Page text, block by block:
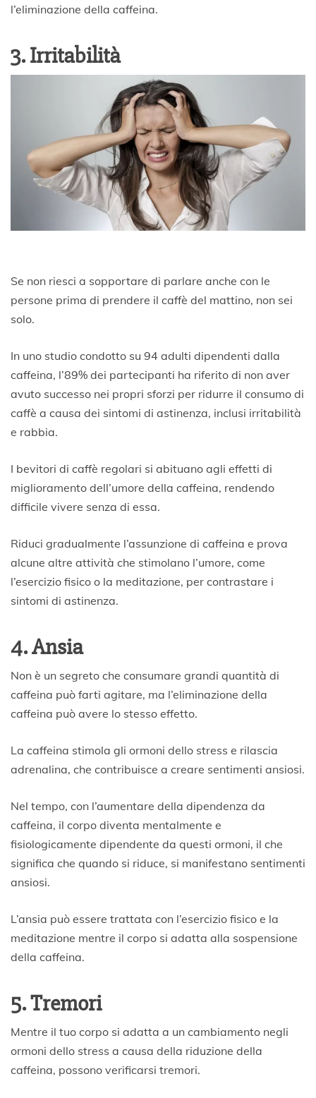
l’eliminazione della caffeina.
3. Irritabilità
Se non riesci a sopportare di parlare anche con le
persone prima di prendere il caffè del mattino, non sei
solo.
In uno studio condotto su 94 adulti dipendenti dalla
caffeina, l’89% dei partecipanti ha riferito di non aver
avuto successo nei propri sforzi per ridurre il consumo di
caffè a causa dei sintomi di astinenza, inclusi irritabilità
e rabbia.
I bevitori di caffè regolari si abituano agli effetti di
miglioramento dell’umore della caffeina, rendendo
difficile vivere senza di essa.
Riduci gradualmente l’assunzione di caffeina e prova
alcune altre attività che stimolano l’umore, come
l’esercizio fisico o la meditazione, per contrastare i
sintomi di astinenza.
4. Ansia
Non è un segreto che consumare grandi quantità di
caffeina può farti agitare, ma l’eliminazione della
caffeina può avere lo stesso effetto.
La caffeina stimola gli ormoni dello stress e rilascia
adrenalina, che contribuisce a creare sentimenti ansiosi.
Nel tempo, con l’aumentare della dipendenza da
caffeina, il corpo diventa mentalmente e
fisiologicamente dipendente da questi ormoni, il che
significa che quando si riduce, si manifestano sentimenti
ansiosi.
L’ansia può essere trattata con l’esercizio fisico e la
meditazione mentre il corpo si adatta alla sospensione
della caffeina.
5. Tremori
Mentre il tuo corpo si adatta a un cambiamento negli
ormoni dello stress a causa della riduzione della
caffeina, possono verificarsi tremori.